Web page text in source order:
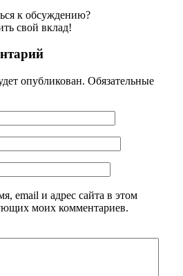
к обсуждению?
свой вклад!
опубликован. Обязательные
email и адрес сайта в этом
моих комментариев.